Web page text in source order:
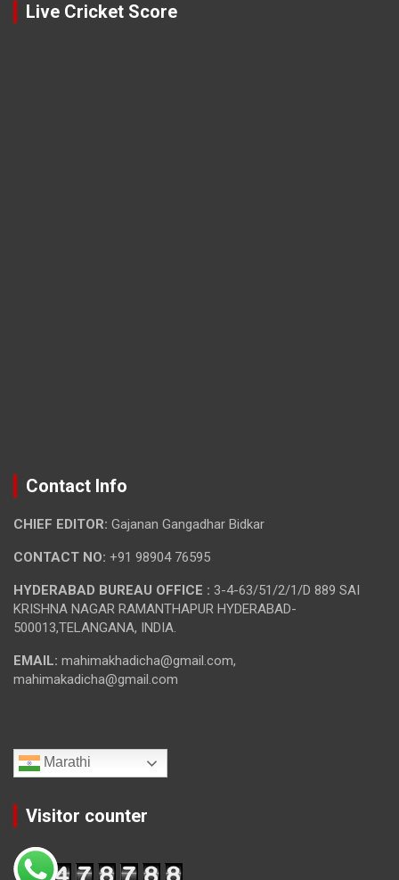
Live Cricket Score
Contact Info
CHIEF EDITOR: Gajanan Gangadhar Bidkar
CONTACT NO: +91 98904 76595
HYDERABAD BUREAU OFFICE : 3-4-63/51/2/1/D 889 SAI
KRISHNA NAGAR RAMANTHAPUR HYDERABAD-
500013,TELANGANA, INDIA.
EMAIL: mahimakhadicha@gmail.com,
mahimakadicha@gmail.com
Marathi
Visitor counter